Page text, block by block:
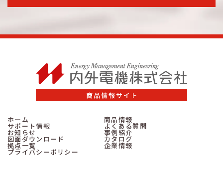
ホーム 商品情報
サポート情報 よくある質問
お知らせ 事例紹介
図面ダウンロード カタログ
拠点一覧 企業情報
プライバシーポリシー